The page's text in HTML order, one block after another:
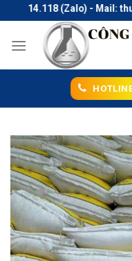
to
content
(Zalo) - Mail: